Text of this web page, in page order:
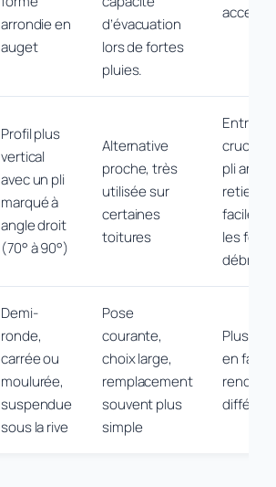
arrondie en
auget
d’évacuation
lors de fortes
pluies.
Profil plus
vertical
avec un pli
marqué à
angle droit
(70° à 90°)
Alternative
proche, très
utilisée sur
certaines
toitures
crucial :
pli
retient
les
débris.
Demi-
ronde,
carrée ou
moulurée,
suspendue
sous la rive
Pose
courante,
choix large,
remplacement
souvent plus
simple
Plus
en
rendu
différent